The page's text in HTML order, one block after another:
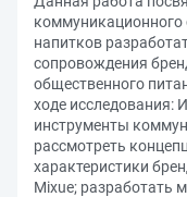
напитков
сопровождения
общественного
ходе исследования:
инструменты
рассмотреть
характеристики
Mixue; разработать